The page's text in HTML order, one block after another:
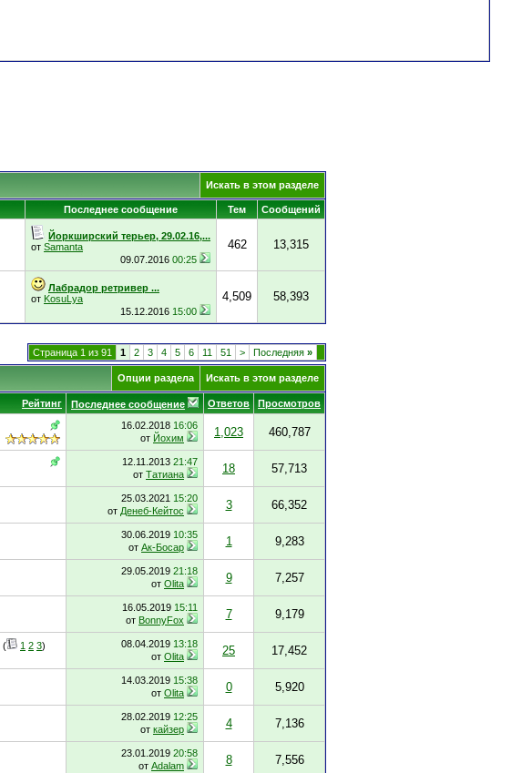
Искать в этом разделе
Последнее сообщение Тем Сообщений
Йоркширский терьер, 29.02.16,...
от Samanta
09.07.2016 00:25
462 13,315
Лабрадор ретривер ...
от KosuLya
15.12.2016 15:00
4,509 58,393
Страница 1 из 91 1 2 3 4 5 6 11 51 > Последняя »
Опции раздела Искать в этом разделе
Рейтинг Последнее сообщение Ответов Просмотров
16.02.2018 16:06
от Йохим 1,023 460,787
12.11.2013 21:47
от Татиана 18 57,713
25.03.2021 15:20
от Денеб-Кейтос 3 66,352
30.06.2019 10:35
от Ак-Босар 1 9,283
29.05.2019 21:18
от Olita 9 7,257
16.05.2019 15:11
от BonnyFox 7 9,179
( 1 2 3)
08.04.2019 13:18
от Olita 25 17,452
14.03.2019 15:38
от Olita 0 5,920
28.02.2019 12:25
от кайзер 4 7,136
23.01.2019 20:58
от Adalam 8 7,556